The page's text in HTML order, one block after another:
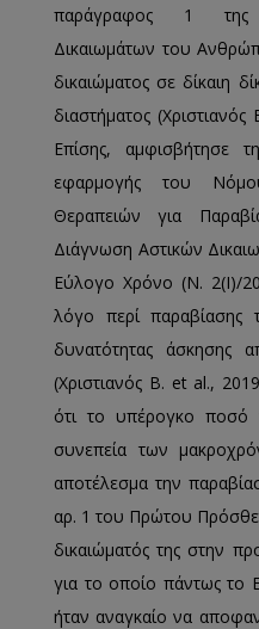
παράγραφος 1 της
Δικαιωμάτων του
δικαιώματος σε δίκαιη
διαστήματος
Επίσης, αμφισβήτησε
εφαρμογής του
Θεραπειών για
Διάγνωση Αστικών
Εύλογο Χρόνο (Ν. 2(I)/
λόγο περί
δυνατότητας άσκησης
(Χριστιανός Β. et al.,
ότι το υπέρογκο ποσό
συνεπεία των
αποτέλεσμα την
αρ. 1 του Πρώτου
δικαιώματός της στην
για το οποίο πάντως το
ήταν αναγκαίο να